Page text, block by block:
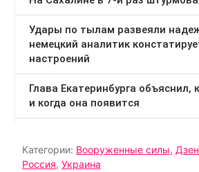
Категории: Вооруженные силы, Дзен
Россия, Украина